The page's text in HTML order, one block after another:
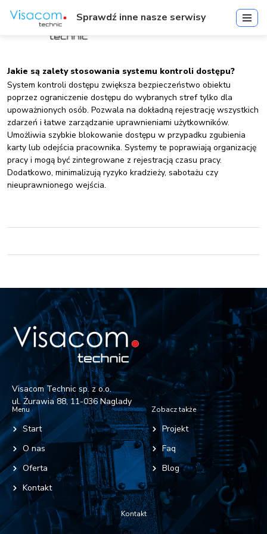
Jakie są zalety stosowania systemu kontroli dostępu?
System kontroli dostępu zwiększa bezpieczeństwo obiektu
poprzez ograniczenie dostępu do wybranych stref tylko dla
upoważnionych osób. Pozwala na dokładną rejestrację wszystkich
zdarzeń i łatwe zarządzanie uprawnieniami użytkowników.
Umożliwia szybkie blokowanie dostępu w przypadku zgubienia
karty lub odejścia pracownika. Systemy te poprawiają organizację
pracy i mogą być zintegrowane z rejestracją czasu pracy.
Dodatkowo, minimalizują ryzyko kradzieży, sabotażu czy
nieuprawnionego wejścia.
Visacom Technic sp. z o.o.
ul. Żurawia 88, 11-036 Naglady
Menu
Start
O nas
Oferta
Kontakt
Zobacz także
Projekt
Faq
Blog
Kontakt
Sprawdź inne nasze serwisy